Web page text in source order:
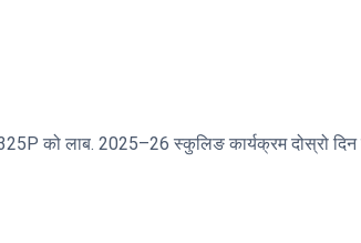
को लाब. 2025–26 स्कुलिङ कार्यक्रम दोस्रो